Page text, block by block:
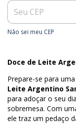
Não sei meu CEP
Doce de Leite
Prepare-se para
Leite Argentino
para adoçar o seu
sobremesa. Com
ele traz um pedaço